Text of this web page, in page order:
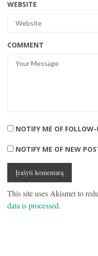
WEBSITE
COMMENT
NOTIFY ME OF
NOTIFY ME OF NEW
This site uses Akismet to
data is processed.